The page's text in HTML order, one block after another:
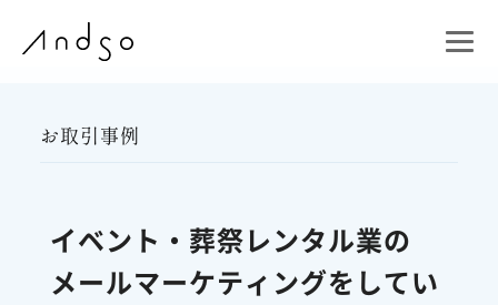
お取引事例
イベント・葬祭レンタル業の
メールマーケティングをしてい